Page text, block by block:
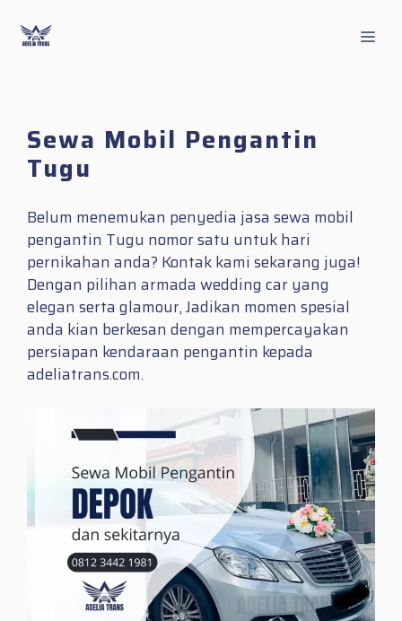
content
Sewa Mobil Pengantin
Tugu
Belum menemukan penyedia jasa sewa mobil
pengantin Tugu nomor satu untuk hari
pernikahan anda? Kontak kami sekarang juga!
Dengan pilihan armada wedding car yang
elegan serta glamour, Jadikan momen spesial
anda kian berkesan dengan mempercayakan
persiapan kendaraan pengantin kepada
adeliatrans.com.